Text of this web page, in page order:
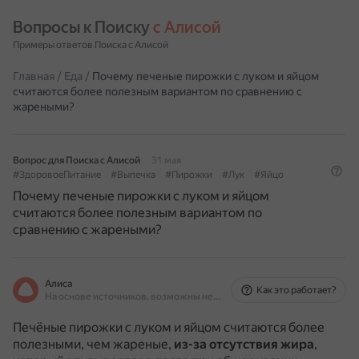
Вопросы к Поиску с Алисой
Примеры ответов Поиска с Алисой
Главная / Еда / Почему печеные пирожки с луком и яйцом
считаются более полезным вариантом по сравнению с
жареными?
Вопрос для Поиска с Алисой
31 мая
#ЗдоровоеПитание
#Выпечка #Пирожки #Лук #Яйцо
Почему печеные пирожки с луком и яйцом
считаются более полезным вариантом по
сравнению с жареными?
Алиса
На основе источников, возможны неточности
Как это работает?
Печёные пирожки с луком и яйцом считаются более
полезными, чем жареные, из-за отсутствия жира,